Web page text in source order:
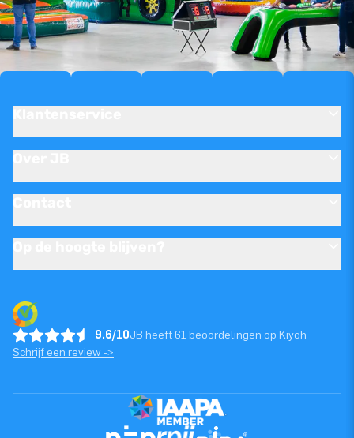
9.6/10JB heeft 61 beoordelingen op Kiyoh
Schrijf een review ->